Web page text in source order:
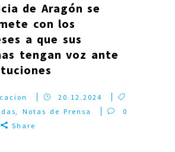
de Aragón se
con los
a que sus
tengan voz ante
20.12.2024
, Notas de Prensa
0
Share